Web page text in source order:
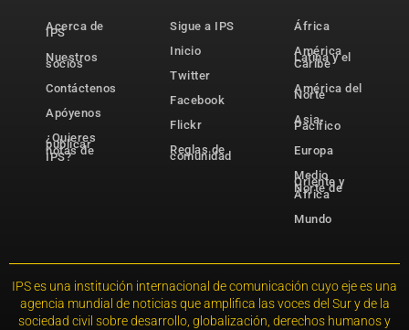
Acerca de
IPS
Nuestros
socios
Contáctenos
Apóyenos
¿Quieres
publicar
notas de
IPS?
Sigue a IPS
Inicio
Twitter
Facebook
Flickr
Reglas de
comunidad
África
América
Latina y el
Caribe
América del
Norte
Asia-
Pacífico
Europa
Medio
Oriente y
Norte de
África
Mundo
IPS es una institución internacional de comunicación cuyo eje es una
agencia mundial de noticias que amplifica las voces del Sur y de la
sociedad civil sobre desarrollo, globalización, derechos humanos y